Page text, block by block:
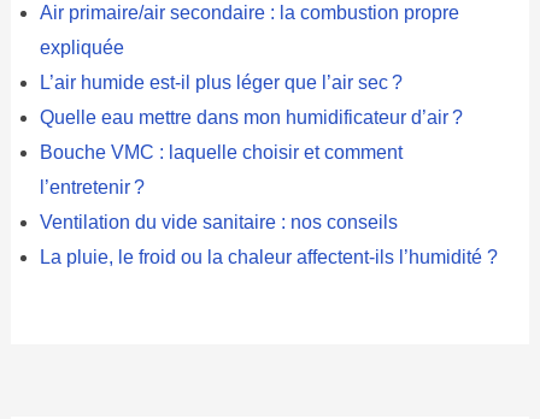
Air primaire/air secondaire : la combustion propre
expliquée
L’air humide est-il plus léger que l’air sec ?
Quelle eau mettre dans mon humidificateur d’air ?
Bouche VMC : laquelle choisir et comment
l’entretenir ?
Ventilation du vide sanitaire : nos conseils
La pluie, le froid ou la chaleur affectent-ils l’humidité ?